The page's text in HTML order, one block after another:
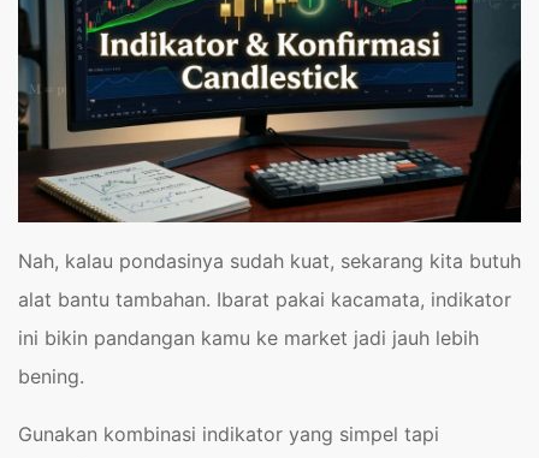
Nah, kalau pondasinya sudah kuat, sekarang kita butuh
alat bantu tambahan. Ibarat pakai kacamata, indikator
ini bikin pandangan kamu ke market jadi jauh lebih
bening.
Gunakan kombinasi indikator yang simpel tapi